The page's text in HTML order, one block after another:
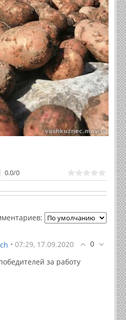
0.0/0
0
• 07:29, 17.09.2020
за работу